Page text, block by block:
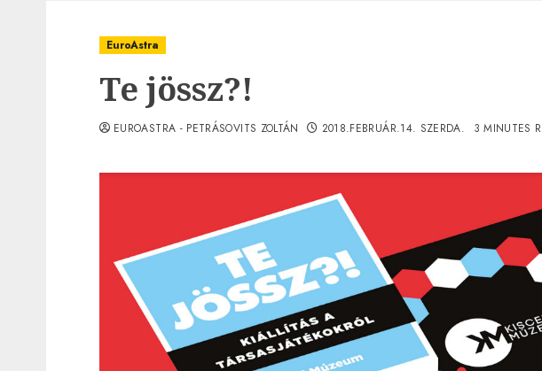
EuroAstra
Te jössz?!
EUROASTRA - PETRÁSOVITS ZOLTÁN 2018.FEBRUÁR.14. SZERDA. 3 MINUTES